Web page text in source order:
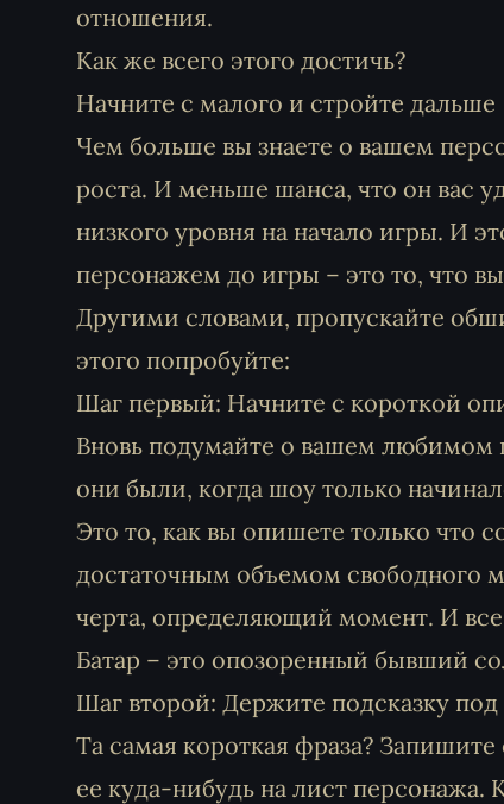
отношения.
Как же всего этого достичь?
Начните с малого и стройте дальше
Чем больше вы знаете о вашем
роста. И меньше шанса, что он вас
низкого уровня на начало игры. И
персонажем до игры – это то, что
Другими словами, пропускайте
этого попробуйте:
Шаг первый: Начните с короткой
Вновь подумайте о вашем любимом
они были, когда шоу только
Это то, как вы опишете только что
достаточным объемом свободного
черта, определяющий момент. И
Батар – это опозоренный бывший
Шаг второй: Держите подсказку под
Та самая короткая фраза?
ее куда-нибудь на лист персонажа.